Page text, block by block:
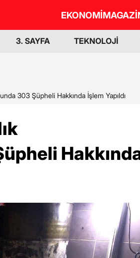
EKONOMİ
3. SAYFA TEKNOLOJİ
303 Şüpheli Hakkında İşlem Yapıldı